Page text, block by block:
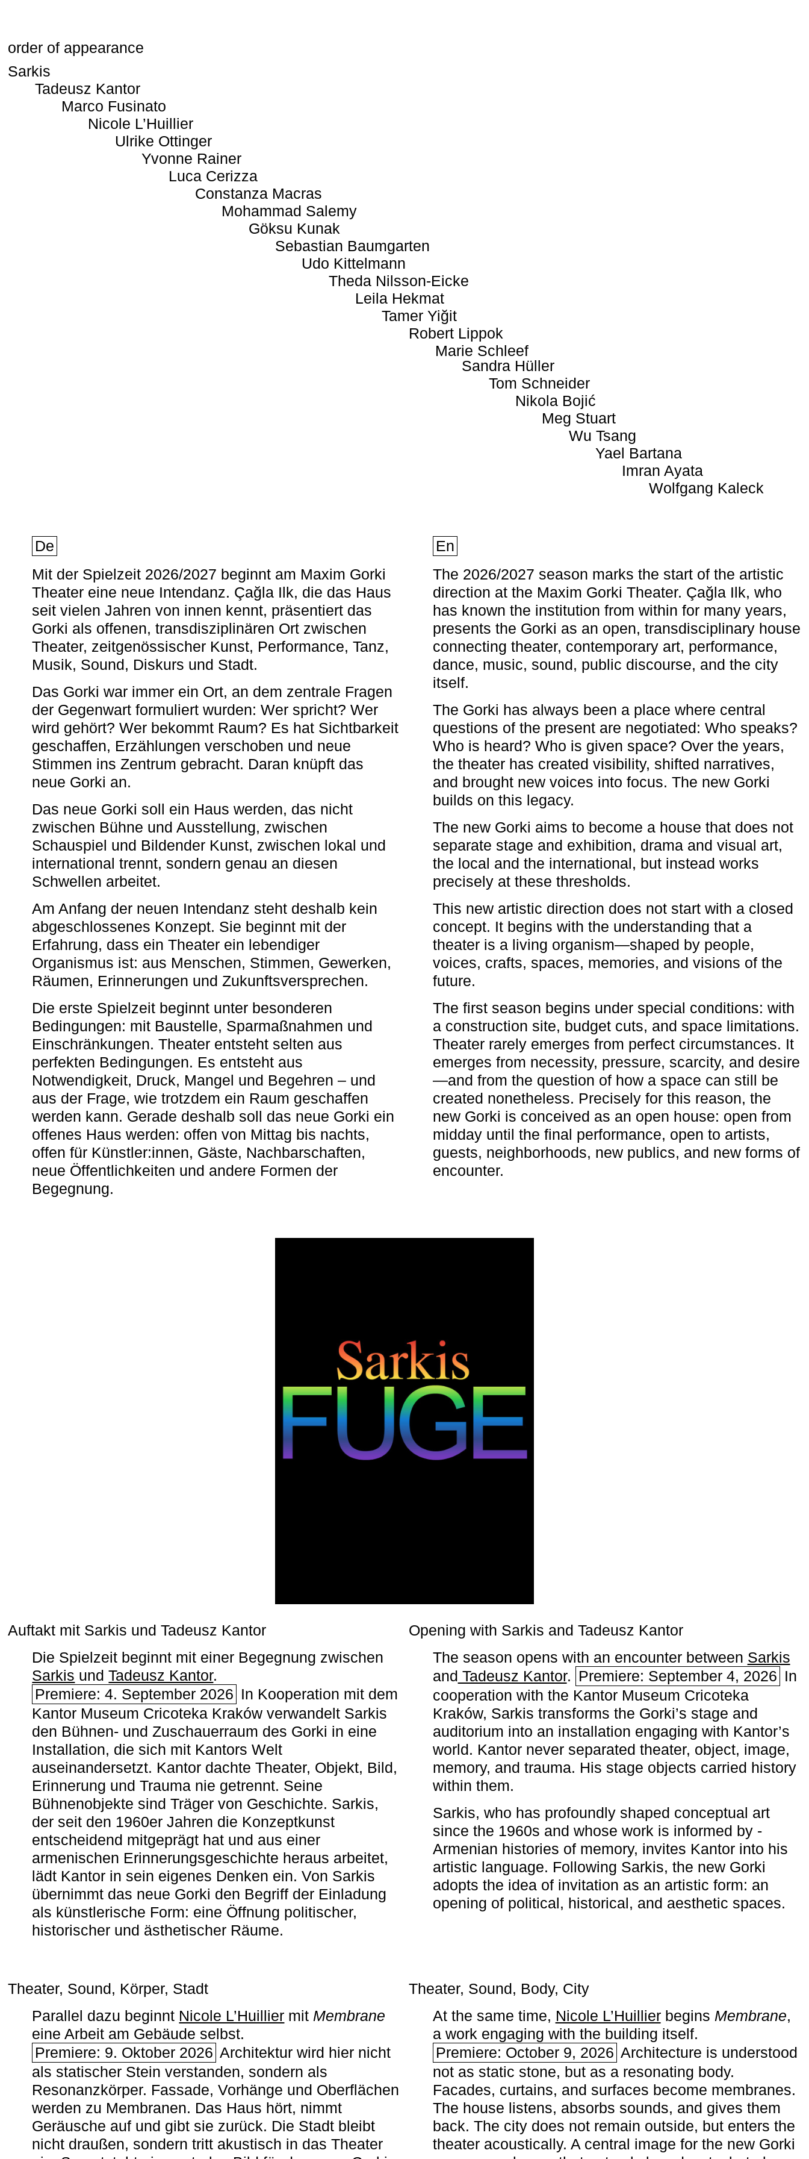
order of appearance
Sarkis
Tadeusz Kantor
Marco Fusinato
Nicole L’Huillier
Ulrike Ottinger
Yvonne Rainer
Luca Cerizza
Constanza Macras
Mohammad Salemy
Göksu Kunak
Sebastian Baumgarten
Udo Kittelmann
Theda Nilsson-Eicke
Leila Hekmat
Tamer Yiğit
Robert Lippok
Marie Schleef
Sandra Hüller
Tom Schneider
Nikola Bojić
Meg Stuart
Wu Tsang
Yael Bartana
Imran Ayata
Wolfgang Kaleck
De
Mit der Spielzeit 2026/2027 beginnt am Maxim Gorki
Theater eine neue Intendanz. Çağla Ilk, die das Haus
seit vielen Jahren von innen kennt, präsentiert das
Gorki als offenen, transdisziplinären Ort zwischen
Theater, zeitgenössischer Kunst, Performance, Tanz,
Musik, Sound, Diskurs und Stadt.
Das Gorki war immer ein Ort, an dem zentrale Fragen
der Gegenwart formuliert wurden: Wer spricht? Wer
wird gehört? Wer bekommt Raum? Es hat Sichtbarkeit
geschaffen, Erzählungen verschoben und neue
Stimmen ins Zentrum gebracht. Daran knüpft das
neue Gorki an.
Das neue Gorki soll ein Haus werden, das nicht
zwischen Bühne und Ausstellung, zwischen
Schauspiel und Bildender Kunst, zwischen lokal und
international trennt, sondern genau an diesen
Schwellen arbeitet.
Am Anfang der neuen Intendanz steht deshalb kein
abgeschlossenes Konzept. Sie beginnt mit der
Erfahrung, dass ein Theater ein lebendiger
Organismus ist: aus Menschen, Stimmen, Gewerken,
Räumen, Erinnerungen und Zukunftsversprechen.
Die erste Spielzeit beginnt unter besonderen
Bedingungen: mit Baustelle, Sparmaßnahmen und
Einschränkungen. Theater entsteht selten aus
perfekten Bedingungen. Es entsteht aus
Notwendigkeit, Druck, Mangel und Begehren – und
aus der Frage, wie trotzdem ein Raum geschaffen
werden kann. Gerade deshalb soll das neue Gorki ein
offenes Haus werden: offen von Mittag bis nachts,
offen für Künstler:innen, Gäste, Nachbarschaften,
neue Öffentlichkeiten und andere Formen der
Begegnung.
En
The 2026/2027 season marks the start of the artistic
direction at the Maxim Gorki Theater. Çağla Ilk, who
has known the institution from within for many years,
presents the Gorki as an open, transdisciplinary house
connecting theater, contemporary art, performance,
dance, music, sound, public discourse, and the city
itself.
The Gorki has always been a place where central
questions of the present are negotiated: Who speaks?
Who is heard? Who is given space? Over the years,
the theater has created visibility, shifted narratives,
and brought new voices into focus. The new Gorki
builds on this legacy.
The new Gorki aims to become a house that does not
separate stage and exhibition, drama and visual art,
the local and the international, but instead works
precisely at these thresholds.
This new artistic direction does not start with a closed
concept. It begins with the understanding that a
theater is a living organism—shaped by people,
voices, crafts, spaces, memories, and visions of the
future.
The first season begins under special conditions: with
a construction site, budget cuts, and space limitations.
Theater rarely emerges from perfect circumstances. It
emerges from necessity, pressure, scarcity, and desire
—and from the question of how a space can still be
created nonetheless. Precisely for this reason, the
new Gorki is conceived as an open house: open from
midday until the final performance, open to artists,
guests, neighborhoods, new publics, and new forms of
encounter.
Auftakt mit Sarkis und Tadeusz Kantor
Die Spielzeit beginnt mit einer Begegnung zwischen
Sarkis undTadeusz Kantor.
Premiere: 4. September 2026 In Kooperation mit dem
Kantor Museum Cricoteka Kraków verwandelt Sarkis
den Bühnen- und Zuschauerraum des Gorki in eine
Installation, die sich mit Kantors Welt
auseinandersetzt. Kantor dachte Theater, Objekt, Bild,
Erinnerung und Trauma nie getrennt. Seine
Bühnenobjekte sind Träger von Geschichte. Sarkis,
der seit den 1960er Jahren die Konzeptkunst
entscheidend mitgeprägt hat und aus einer
armenischen ­Erinnerungsgeschichte heraus arbeitet,
lädt Kantor in sein eigenes Denken ein. Von Sarkis
übernimmt das neue Gorki den Begriff der Einladung
als künstlerische Form: eine Öffnung politischer,
historischer und ästhetischer Räume.
Opening with Sarkis and Tadeusz Kantor
The season opens with an encounter between Sarkis
and Tadeusz Kantor. Premiere: September 4, 2026 In
cooperation with the ­Kantor Museum Cricoteka
Kraków, Sarkis transforms the Gorki’s stage and
auditorium into an installation engaging with Kantor’s
world. Kantor never separated theater, object, image,
memory, and trauma. His stage objects carried history
within them.
Sarkis, who has profoundly shaped conceptual art
since the 1960s and whose work is informed by ­
Armenian histories of memory, invites Kantor into his
artistic language. Following Sarkis, the new Gorki
adopts the idea of invitation as an artistic form: an
opening of political, historical, and aesthetic spaces.
Theater, Sound, Körper, Stadt
Parallel dazu beginnt Nicole L’Huillier mit ­ Membrane
eine Arbeit am Gebäude selbst.
Premiere: 9. Oktober 2026 Architektur wird hier nicht
als statischer Stein verstanden, sondern als
Resonanzkörper. Fassade, Vorhänge und Oberflächen
werden zu Membranen. Das Haus hört, nimmt
Geräusche auf und gibt sie zurück. Die Stadt bleibt
nicht draußen, sondern tritt akustisch in das Theater
Theater, Sound, Body, City
At the same time, Nicole L’Huillierbegins ­ Membrane,
a work engaging with the building itself.
Premiere: October 9, 2026 Architecture is understood
not as static stone, but as a resonating body.
Facades, curtains, and surfaces become membranes.
The house listens, absorbs sounds, and gives them
back. The city does not remain outside, but enters the
theater acoustically. A central image for the new Gorki